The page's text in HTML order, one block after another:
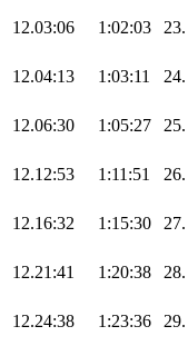
12.03:06 1:02:03 23.
12.04:13 1:03:11 24.
12.06:30 1:05:27 25.
12.12:53 1:11:51 26.
12.16:32 1:15:30 27.
12.21:41 1:20:38 28.
12.24:38 1:23:36 29.